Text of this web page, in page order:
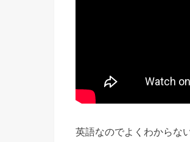
英語なのでよくわからな